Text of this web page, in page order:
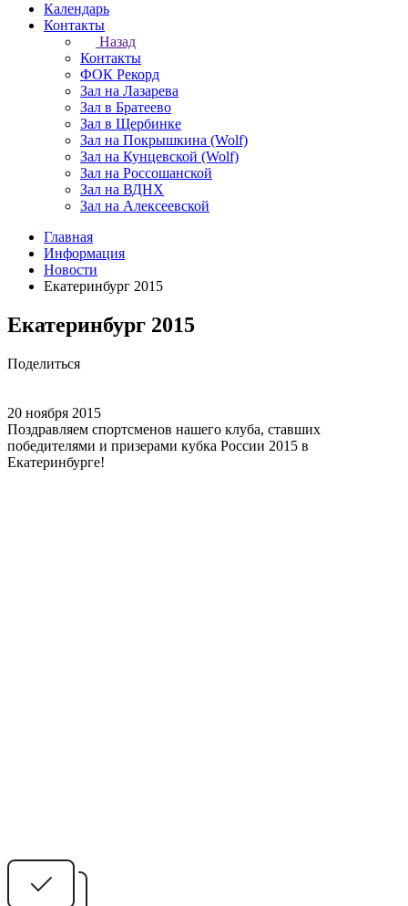
Календарь
Контакты
Назад
Контакты
ФОК Рекорд
Зал на Лазарева
Зал в Братеево
Зал в Щербинке
Зал на Покрышкина (Wolf)
Зал на Кунцевской (Wolf)
Зал на Россошанской
Зал на ВДНХ
Зал на Алексеевской
Главная
Информация
Новости
Екатеринбург 2015
Екатеринбург 2015
Поделиться
20 ноября 2015
Поздравляем спортсменов нашего клуба, ставших
победителями и призерами кубка России 2015 в
Екатеринбурге!